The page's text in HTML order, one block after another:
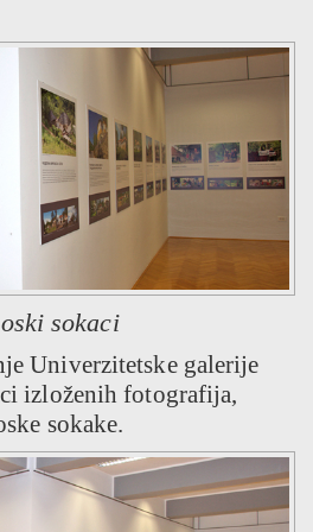
sokaci
Univerzitetske galerije
izloženih fotografija,
sokake.